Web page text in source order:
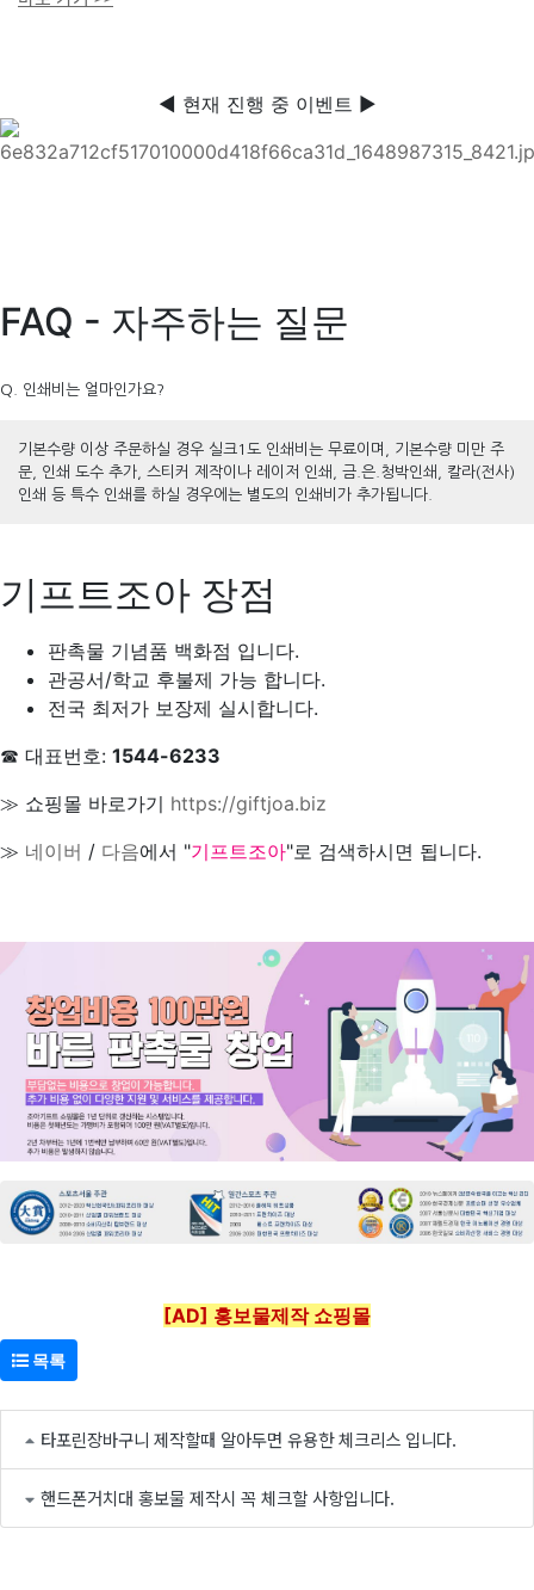
◀ 현재 진행 중 이벤트 ▶
FAQ - 자주하는 질문
Q. 인쇄비는 얼마인가요?
기본수량 이상 주문하실 경우 실크1도 인쇄비는 무료이며, 기본수량 미만 주
문, 인쇄 도수 추가, 스티커 제작이나 레이저 인쇄, 금.은.청박인쇄, 칼라(전사)
인쇄 등 특수 인쇄를 하실 경우에는 별도의 인쇄비가 추가됩니다.
기프트조아 장점
판촉물 기념품 백화점 입니다.
관공서/학교 후불제 가능 합니다.
전국 최저가 보장제 실시합니다.
☎ 대표번호: 1544-6233
≫ 쇼핑몰 바로가기 https://giftjoa.biz
≫ 네이버 / 다음에서 "기프트조아"로 검색하시면 됩니다.
[AD] 홍보물제작 쇼핑몰
목록
타포린장바구니 제작할때 알아두면 유용한 체크리스 입니다.
핸드폰거치대 홍보물 제작시 꼭 체크할 사항입니다.